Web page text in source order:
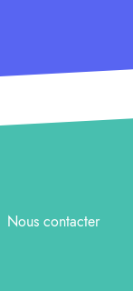
Nous contacter